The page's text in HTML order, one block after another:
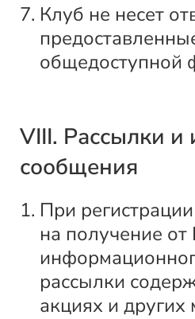
Клуб не несет
общедоступной
VIII. Рассылки
сообщения
При
на получение
рассылки
акциях и